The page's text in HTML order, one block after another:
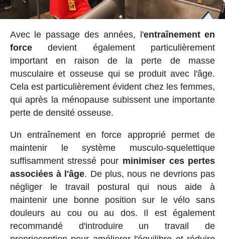
Avec le passage des années, l'entraînement en
forcedevient également particulièrement
important en raison de la perte de masse
musculaire et osseuse qui se produit avec l'âge.
Cela est particulièrement évident chez les femmes,
qui après la ménopause subissent une importante
perte de densité osseuse.
Un entraînement en force approprié permet de
maintenir le système musculo-squelettique
suffisamment stressé pour minimiser ces pertes
associées à l'âge. De plus, nous ne devrions pas
négliger le travail postural qui nous aide à
maintenir une bonne position sur le vélo sans
douleurs au cou ou au dos. Il est également
recommandé d'introduire un travail de